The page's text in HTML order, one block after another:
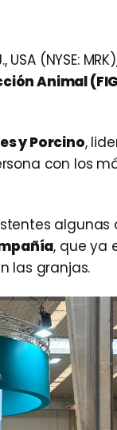
USA (NYSE:
Animal
y Porcino,
con los
, que ya
las granjas.